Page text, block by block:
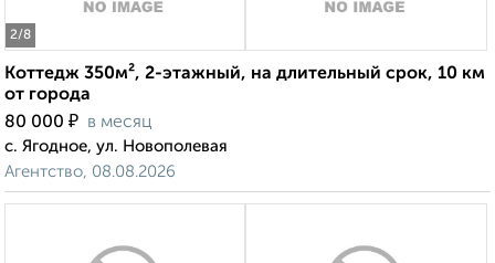
2/8
Коттедж 350м², 2-этажный, на длительный срок, 10 км
от города
80 000 ₽ в месяц
с. Ягодное, ул. Новополевая
Агентство, 08.08.2026